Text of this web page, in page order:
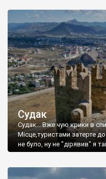
Судак
Судак... Вже чую крики в
Місце,туристами затерте
не було, ну не "дірявив" я